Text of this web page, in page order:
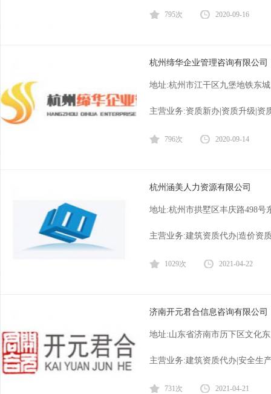
795次 2020-09-16
杭州缔华企业管理咨询有限公司
地址:杭州市江干区九堡地铁东
主营业务:资质新办|资质升级|资
796次 2020-09-14
杭州涵美人力资源有限公司
地址:杭州市拱墅区丰庆路498号
主营业务:建筑资质代办|造价资
1029次 2021-04-22
济南开元君合信息咨询有限公司
地址:山东省济南市历下区文化
主营业务:建筑资质代办|安全生
731次 2021-04-21